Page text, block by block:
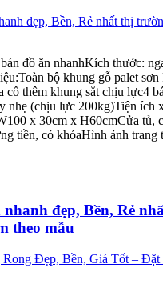
đồ ăn nhanhKích thước:
bộ khung gỗ palet
cố thêm khung sắt chịu lực4
nhẹ (chịu lực 200kg)Tiện ích
x 30cm x H60cmCửa tủ,
tiền, có khóaHình ảnh trang
đẹp, Bền, Rẻ
theo mẫu